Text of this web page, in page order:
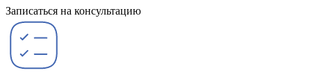
Записаться на консультацию